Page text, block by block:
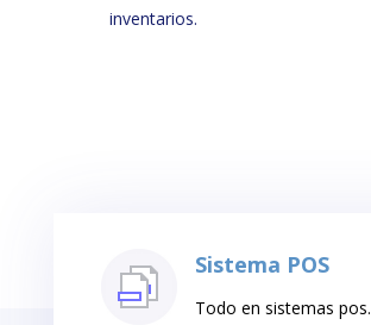
inventarios.
Sistema POS
Todo en sistemas pos.